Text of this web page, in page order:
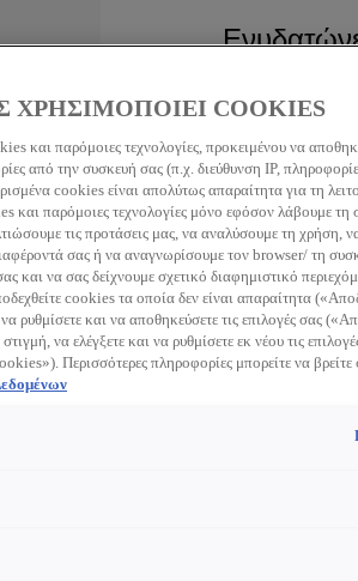
αντοχή
τρίχας.
Selected size
To
COOKIES
και παρόμοιες τεχνολογίες, προκειμένου να
από την συσκευή σας (π.χ. διεύθυνση IP,
cookies είναι απολύτως απαραίτητα για τη
και παρόμοιες τεχνολογίες μόνο εφόσον λάβουμε τη
τις προτάσεις μας, να αναλύσουμε τη χρήση,
σας ή να αναγνωρίσουμε τον browser/ τη
και να σας δείχνουμε σχετικό διαφημιστικό
cookies τα οποία δεν είναι απαραίτητα
ρυθμίσετε και να αποθηκεύσετε τις επιλογές σας
να ελέγξετε και να ρυθμίσετε εκ νέου τις
Περισσότερες πληροφορίες μπορείτε να βρείτε